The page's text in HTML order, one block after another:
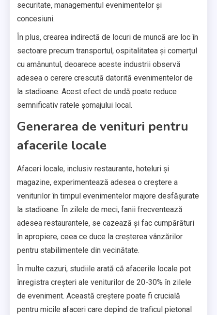
securitate, managementul evenimentelor și
concesiuni.
În plus, crearea indirectă de locuri de muncă are loc în
sectoare precum transportul, ospitalitatea și comerțul
cu amănuntul, deoarece aceste industrii observă
adesea o cerere crescută datorită evenimentelor de
la stadioane. Acest efect de undă poate reduce
semnificativ ratele șomajului local.
Generarea de venituri pentru
afacerile locale
Afaceri locale, inclusiv restaurante, hoteluri și
magazine, experimentează adesea o creștere a
veniturilor în timpul evenimentelor majore desfășurate
la stadioane. În zilele de meci, fanii frecventează
adesea restaurantele, se cazează și fac cumpărături
în apropiere, ceea ce duce la creșterea vânzărilor
pentru stabilimentele din vecinătate.
În multe cazuri, studiile arată că afacerile locale pot
înregistra creșteri ale veniturilor de 20-30% în zilele
de eveniment. Această creștere poate fi crucială
pentru micile afaceri care depind de traficul pietonal